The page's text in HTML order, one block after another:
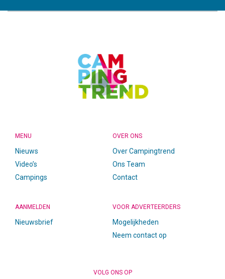
MENU
Nieuws
Video’s
Campings
OVER ONS
Over Campingtrend
Ons Team
Contact
AANMELDEN
Nieuwsbrief
VOOR ADVERTEERDERS
Mogelijkheden
Neem contact op
VOLG ONS OP